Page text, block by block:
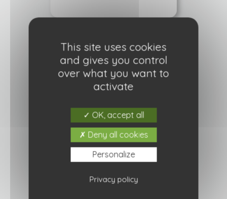
21,90€
Ajouter à ma liste de courses
This site uses cookies
and gives you control
over what you want to
activate
OK, accept all
Deny all cookies
Personalize
Privacy policy